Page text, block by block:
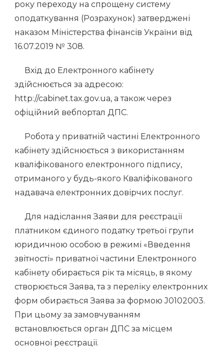
року переходу на спрощену систему
оподаткування (Розрахунок) затверджені
наказом Міністерства фінансів України від
16.07.2019 № 308.
Вхід до Електронного кабінету
здійснюється за адресою:
http://cabinet.tax.gov.ua, а також через
офіційний вебпортал ДПС.
Робота у приватній частині Електронного
кабінету здійснюється з використанням
кваліфікованого електронного підпису,
отриманого у будь-якого Кваліфікованого
надавача електронних довірчих послуг.
Для надіслання Заяви для реєстрації
платником єдиного податку третьої групи
юридичною особою в режимі «Введення
звітності» приватної частини Електронного
кабінету обирається рік та місяць, в якому
створюється Заява, та з переліку електронних
форм обирається Заява за формою J0102003.
При цьому за замовчуванням
встановлюється орган ДПС за місцем
основної реєстрації.